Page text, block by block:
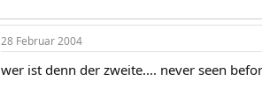
28 Februar 2004
wer ist denn der zweite.... never seen